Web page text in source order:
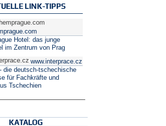
LINK-TIPPS
Hotel: das junge
im Zentrum von Prag
www.interprace.cz
die deutsch-tschechische
für Fachkräfte und
Tschechien
KATALOG